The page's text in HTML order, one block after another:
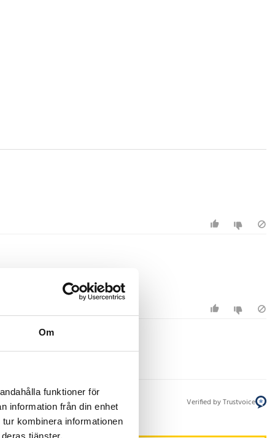
Om
funktioner för
information från din enhet
kombinera informationen
tjänster.
Verified by Trustvoice